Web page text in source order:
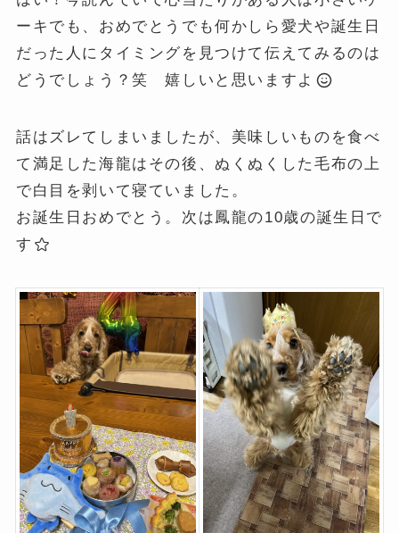
ーキでも、おめでとうでも何かしら愛犬や誕生日
だった人にタイミングを見つけて伝えてみるのは
どうでしょう？笑 嬉しいと思いますよ
話はズレてしまいましたが、美味しいものを食べ
て満足した海龍はその後、ぬくぬくした毛布の上
で白目を剥いて寝ていました。
お誕生日おめでとう。次は鳳龍の10歳の誕生日で
す